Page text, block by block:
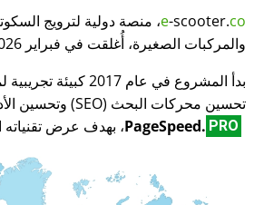
e-scooter.co
، منصة دولية لترويج
والمركبات الصغيرة، أُغلقت في فبراير 2026.
بدأ المشروع في عام 2017
تحسين محركات البحث (SEO) وتحسين الأداء
PageSpeed. PRO ، بهدف عرض تقنياته